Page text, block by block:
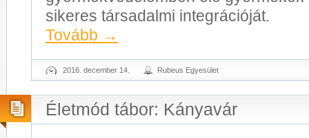
sikeres társadalmi integrációját.
Tovább →
2016. december 14. Rubeus Egyesület
Életmód tábor: Kányavár